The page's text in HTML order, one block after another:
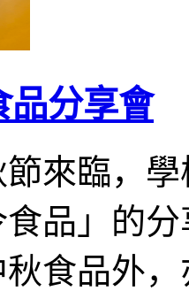
品分享會
來臨，
食品」的
食品外